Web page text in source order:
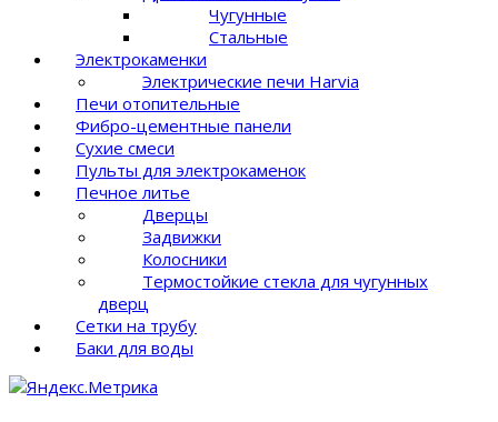
Чугунные
Стальные
Электрокаменки
Электрические печи Harvia
Печи отопительные
Фибро-цементные панели
Сухие смеси
Пульты для электрокаменок
Печное литье
Дверцы
Задвижки
Колосники
Термостойкие стекла для чугунных
дверц
Сетки на трубу
Баки для воды